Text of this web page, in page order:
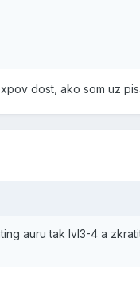
dost, ako som uz
auru tak lvl3-4 a